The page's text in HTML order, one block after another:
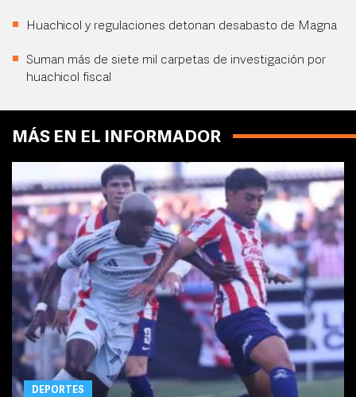
Huachicol y regulaciones detonan desabasto de Magna
Suman más de siete mil carpetas de investigación por
huachicol fiscal
MÁS EN EL INFORMADOR
DEPORTES